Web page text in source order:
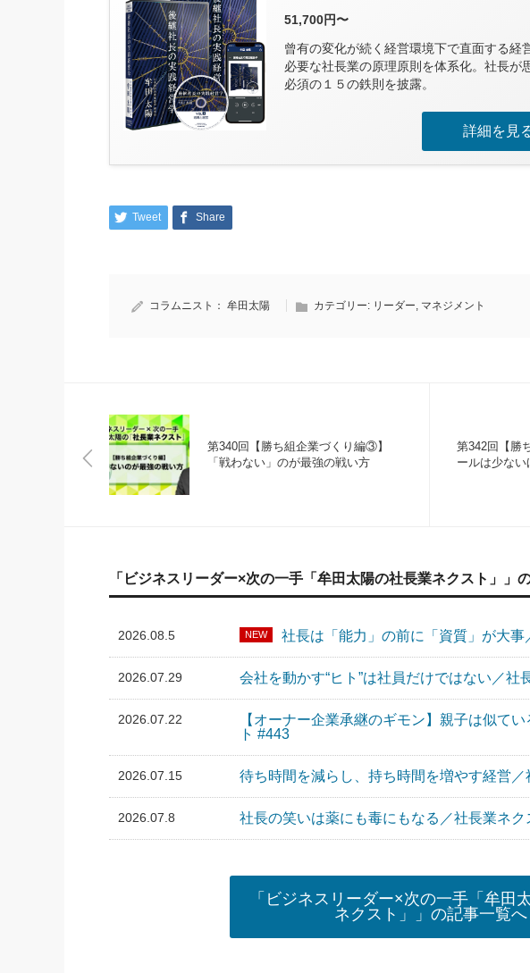
51,700円〜
曾有の変化が続く経営環境下で直面する経
必要な社長業の原理原則を体系化。社長が
必須の１５の鉄則を披露。
詳細を見
Tweet Share
コラムニスト： 牟田太陽 カテゴリー: リーダー, マネジメント
第340回【勝ち組企業づくり編③】
「戦わない」のが最強の戦い方
第342回【勝
ールは少ない
「ビジネスリーダー×次の一手「牟田太陽の社長業ネクスト」」
2026.08.5 NEW 社長は「能力」の前に「資質」が大
2026.07.29 会社を動かす“ヒト”は社員だけではない／社
2026.07.22
【オーナー企業承継のギモン】親子は似て
ト #443
2026.07.15 待ち時間を減らし、持ち時間を増やす経営
2026.07.8 社長の笑いは薬にも毒にもなる／社長業ネク
「ビジネスリーダー×次の一手「牟田
ネクスト」」の記事一覧へ